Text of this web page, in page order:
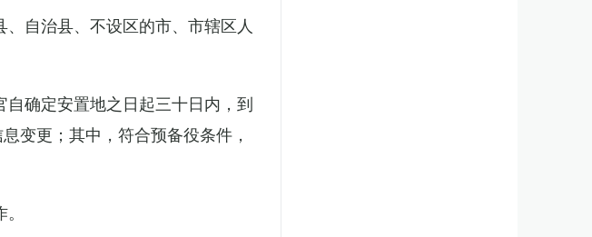
自治县、不设区的市、市辖区人
确定安置地之日起三十日内，到
变更；其中，符合预备役条件，